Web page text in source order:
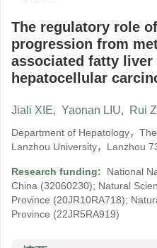
The regulatory role
progression from
associated fatty liver
hepatocellular
Jiali XIE, Yaonan LIU, Rui
Department of Hepatology，
Lanzhou University，Lanzhou
Research funding:
National
China (32060230); Natural
Province (20JR10RA718);
Province (22JR5RA919)